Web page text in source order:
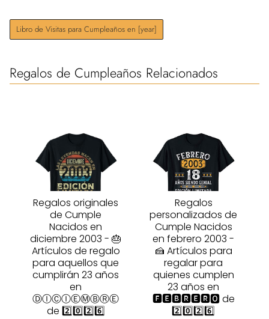
Libro de Visitas para Cumpleaños en [year]
Regalos de Cumpleaños Relacionados
Regalos originales
de Cumple
Nacidos en
diciembre 2003 - 🎂
Artículos de regalo
para aquellos que
cumplirán 23 años
en
ⒹⒾⒸⒾⒺⓂⒷⓇⒺ
de 2️⃣0️⃣2️⃣6️⃣
Regalos
personalizados de
Cumple Nacidos
en febrero 2003 -
🍰 Artículos para
regalar para
quienes cumplen
23 años en
🅵🅴🅱🆁🅴🆁🅾 de
2️⃣0️⃣2️⃣6️⃣